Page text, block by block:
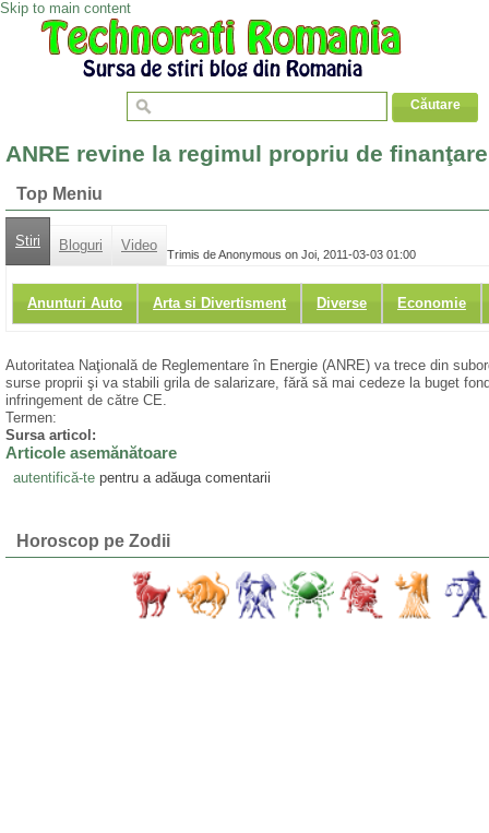
Skip to main content
ANRE revine la regimul propriu de
Top Meniu
Stiri Bloguri Video
Anunturi Auto Arta si Divertisment Diverse Economie
Trimis de Anonymous on Joi, 2011-03-03 01:00
Autoritatea Naţională de Reglementare în Energie (ANRE) va trece din
surse proprii şi va stabili grila de salarizare, fără să mai cedeze la buget
infringement de către CE.
Termen:
Sursa articol:
Articole asemănătoare
autentifică-tepentru a adăuga comentarii
Horoscop pe Zodii